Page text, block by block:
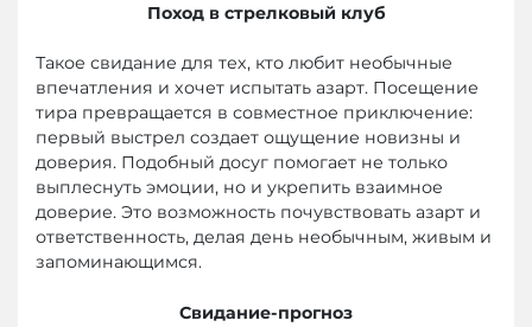
Поход в стрелковый клуб
Такое свидание для тех, кто любит необычные
впечатления и хочет испытать азарт. Посещение
тира превращается в совместное приключение:
первый выстрел создает ощущение новизны и
доверия. Подобный досуг помогает не только
выплеснуть эмоции, но и укрепить взаимное
доверие. Это возможность почувствовать азарт и
ответственность, делая день необычным, живым и
запоминающимся.
Свидание-прогноз